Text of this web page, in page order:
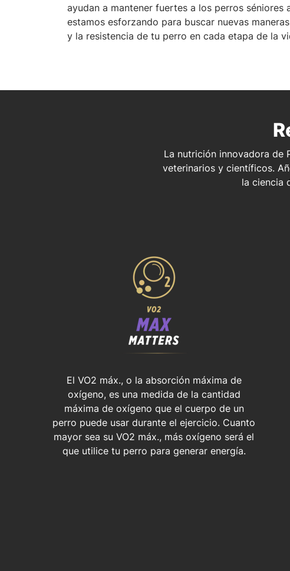
ayudan a mantener fuertes a los perros séniores
estamos esforzando para buscar nuevas
y la resistencia de tu perro en cada etapa de la
La nutrición innovadora de
veterinarios y científicos.
la ciencia
El VO2 máx., o la absorción máxima de
oxígeno, es una medida de la cantidad
máxima de oxígeno que el cuerpo de un
perro puede usar durante el ejercicio. Cuanto
mayor sea su VO2 máx., más oxígeno será el
que utilice tu perro para generar energía.